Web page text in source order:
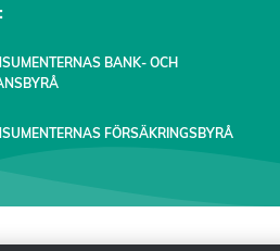
BANK- OCH
FÖRSÄKRINGSBYRÅ